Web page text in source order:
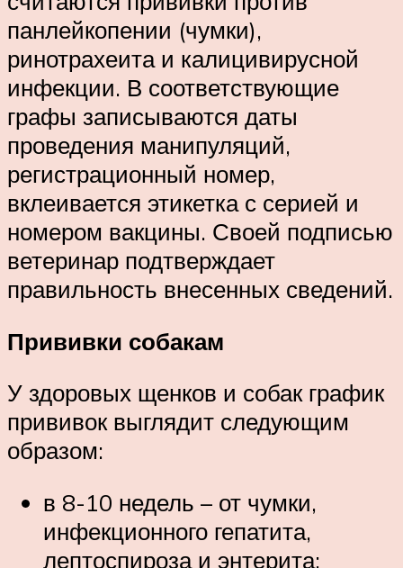
панлейкопении (чумки),
ринотрахеита и калицивирусной
инфекции. В соответствующие
графы записываются даты
проведения манипуляций,
регистрационный номер,
вклеивается этикетка с серией и
номером вакцины. Своей подписью
ветеринар подтверждает
правильность внесенных сведений.
Прививки собакам
У здоровых щенков и собак график
прививок выглядит следующим
образом:
в 8-10 недель – от чумки,
инфекционного гепатита,
лептоспироза и энтерита;